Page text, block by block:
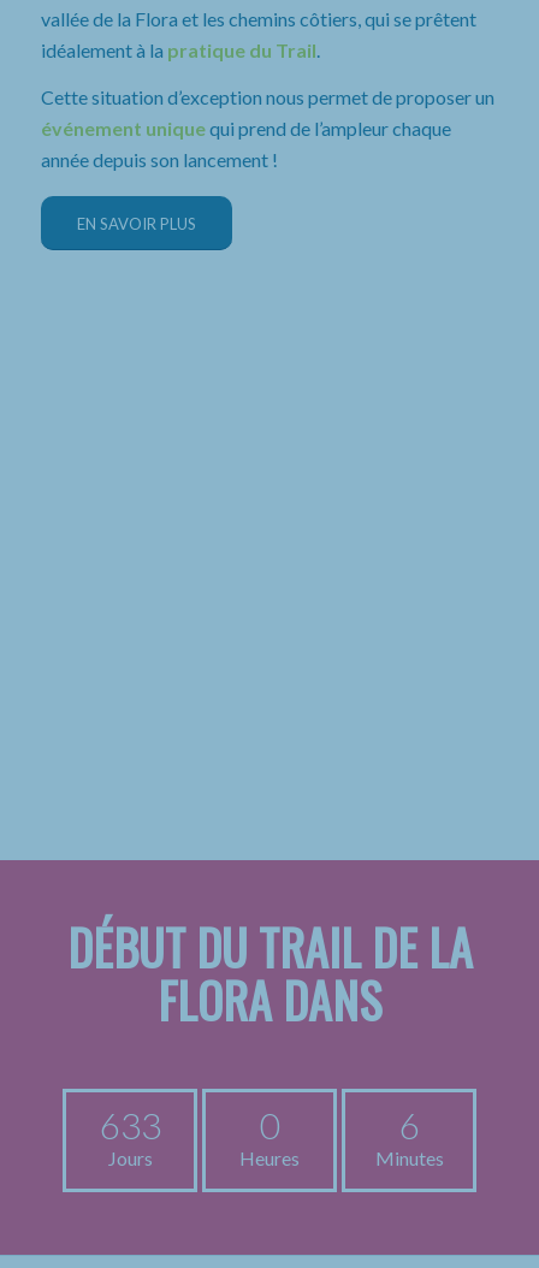
vallée de la Flora et les chemins côtiers, qui se prêtent
idéalement à la pratique du Trail
Cette situation d’exception nous permet de proposer un
événement uniquequi prend de l’ampleur chaque
année depuis son lancement !
EN SAVOIR PLUS
DÉBUT DU TRAIL DE LA
FLORA DANS
633
Jours
0
Heures
6
Minutes